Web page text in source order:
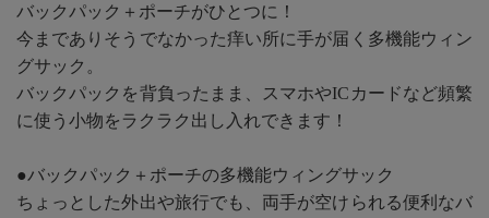
バックパック＋ポーチがひとつに！
今までありそうでなかった痒い所に手が届く多機能ウィン
グサック。
バックパックを背負ったまま、スマホやICカードなど頻繁
に使う小物をラクラク出し入れできます！
●バックパック＋ポーチの多機能ウィングサック
ちょっとした外出や旅行でも、両手が空けられる便利なバ